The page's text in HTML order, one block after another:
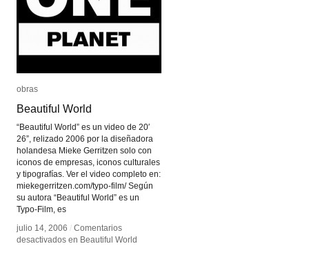
obras
Beautiful World
“Beautiful World” es un video de 20′
26”, relizado 2006 por la diseñadora
holandesa Mieke Gerritzen solo con
iconos de empresas, iconos culturales
y tipografías. Ver el video completo en:
miekegerritzen.com/typo-film/ Según
su autora “Beautiful World” es un
Typo-Film, es
julio 14, 2006 / Comentarios
desactivados en Beautiful World
obras
Beautiful World
julio 14, 2006 / Comentarios
desactivados en Beautiful World